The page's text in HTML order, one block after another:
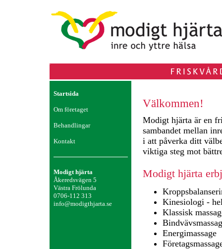
Startsida
Om företaget
Behandlingar
Kontakt
Modigt hjärta
Åkeredsvägen 5
Västra Frölunda
0706-112 313
info@modigthjarta.se
Välkommen!
Modigt hjärta är en
sambandet mellan
i att påverka ditt
viktiga steg mot
Modigt hjärta
Kinesiologi -
Klassisk
Energimassage